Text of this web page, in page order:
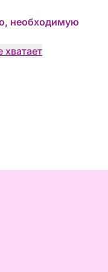
необходимую
хватает